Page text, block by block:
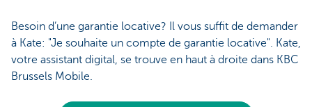
Besoin d’une garantie locative? Il vous suffit de demander
à Kate: "Je souhaite un compte de garantie locative". Kate,
votre assistant digital, se trouve en haut à droite dans KBC
Brussels Mobile.